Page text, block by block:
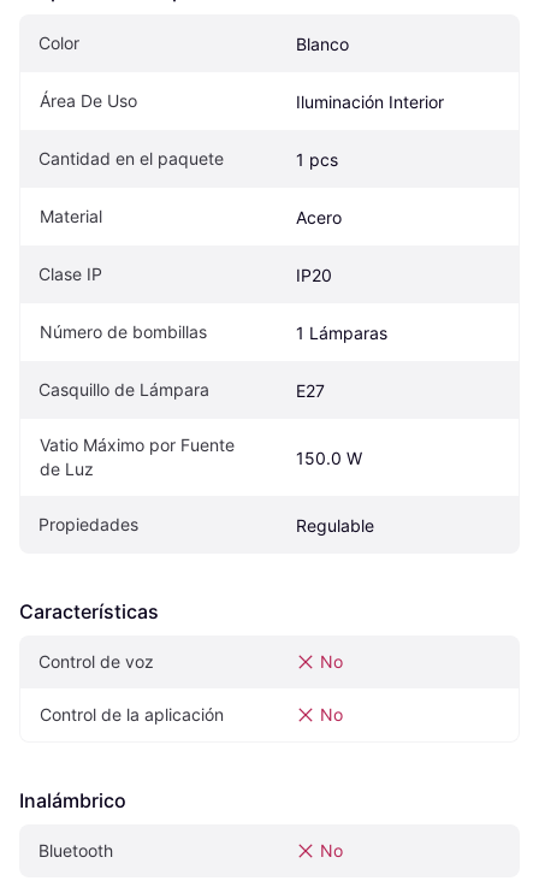
Color Blanco
Área De Uso Iluminación Interior
Cantidad en el paquete 1 pcs
Material Acero
Clase IP IP20
Número de bombillas 1 Lámparas
Casquillo de Lámpara E27
Vatio Máximo por Fuente
de Luz
150.0 W
Propiedades Regulable
Características
Control de voz No
Control de la aplicación No
Inalámbrico
Bluetooth No